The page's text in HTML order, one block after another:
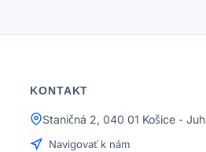
KONTAKT
Staničná 2, 040 01 Košice - Juh
Navigovať k nám